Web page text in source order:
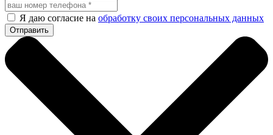
Я даю согласие на обработку своих персональных данных